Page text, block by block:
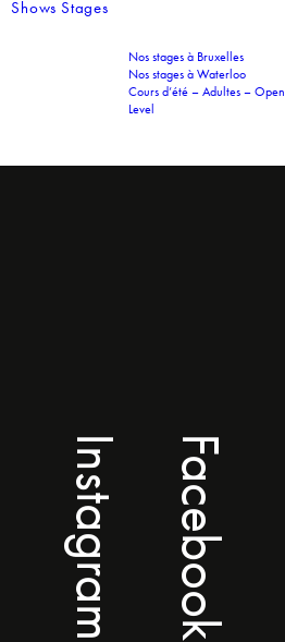
Shows Stages
Nos stages à Bruxelles
Nos stages à Waterloo
Cours d’été – Adultes – Open
Level
Instagram Facebook